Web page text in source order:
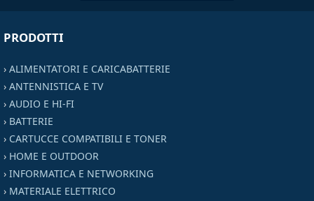
PRODOTTI
› ALIMENTATORI E CARICABATTERIE
› ANTENNISTICA E TV
› AUDIO E HI-FI
› BATTERIE
› CARTUCCE COMPATIBILI E TONER
› HOME E OUTDOOR
› INFORMATICA E NETWORKING
› MATERIALE ELETTRICO